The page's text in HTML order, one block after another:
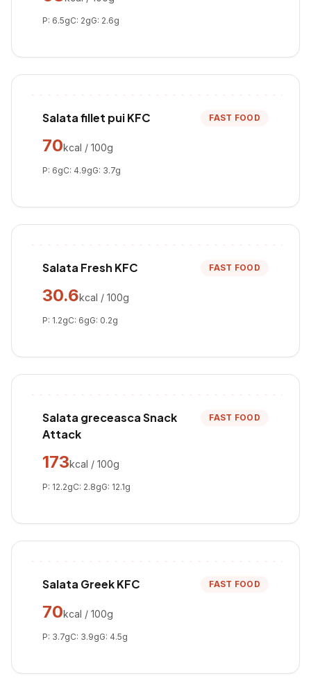
P: 6.5gC: 2gG: 2.6g
Salata fillet pui KFC FAST FOOD
70kcal / 100g
P: 6gC: 4.9gG: 3.7g
Salata Fresh KFC FAST FOOD
30.6kcal / 100g
P: 1.2gC: 6gG: 0.2g
Salata greceasca Snack
Attack
FAST FOOD
173kcal / 100g
P: 12.2gC: 2.8gG: 12.1g
Salata Greek KFC FAST FOOD
70kcal / 100g
P: 3.7gC: 3.9gG: 4.5g